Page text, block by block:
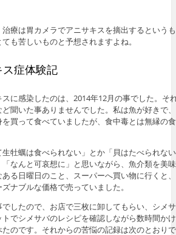
療は胃カメラでアニサキスを摘出するという
も苦しいものと予想されますよね。
症体験記
に感染したのは、2014年12月の事でした。そ
聞いた事ありませんでした。私は魚が好きで
買って食べていましたが、食中毒とは無縁の
牡蠣は食べられない」とか「貝はたべられな
なんと可哀想に」と思いながら、魚介類を美
る日曜日のこと、スーパーへ買い物に行くと
ナブルな価格で売っていました。
したので、お店で三枚に卸してもらい、シメ
でシメサバのレシピを確認しながら数時間か
のです。それからの苦悩の記録は次のとおり